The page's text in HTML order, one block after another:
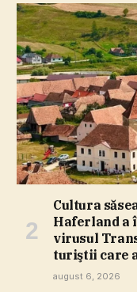
Cultura
Haferland a
virusul
turiştii care
august 6, 2026